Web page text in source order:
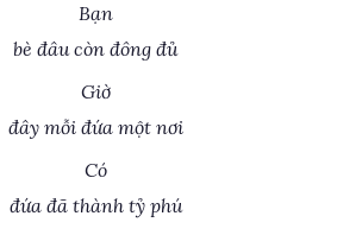
Bạn
bè đâu còn đông đủ
Giờ
đây mỗi đứa một nơi
Có
đứa đã thành tỷ phú